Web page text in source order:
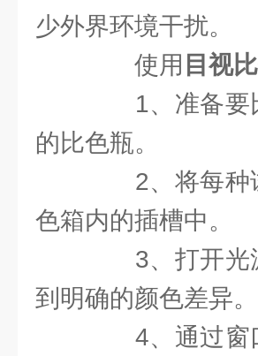
少外界环境干扰。
使用 目视
1、准备要比
的比色瓶。
2、将每种试
色箱内的插槽中。
3、打开光源
到明确的颜色差异。
4、通过窗口